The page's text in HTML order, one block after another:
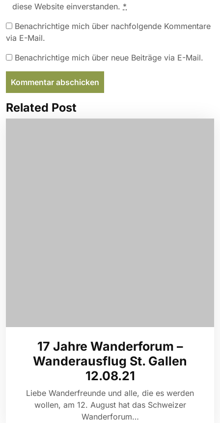
diese Website einverstanden. *
Benachrichtige mich über nachfolgende Kommentare
via E-Mail.
Benachrichtige mich über neue Beiträge via E-Mail.
Related Post
17 Jahre Wanderforum –
Wanderausflug St. Gallen
12.08.21
Liebe Wanderfreunde und alle, die es werden
wollen, am 12. August hat das Schweizer
Wanderforum…